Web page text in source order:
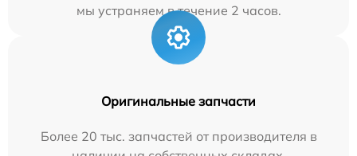
мы устраняем в течение 2 часов.
Оригинальные запчасти
Более 20 тыс. запчастей от производителя в